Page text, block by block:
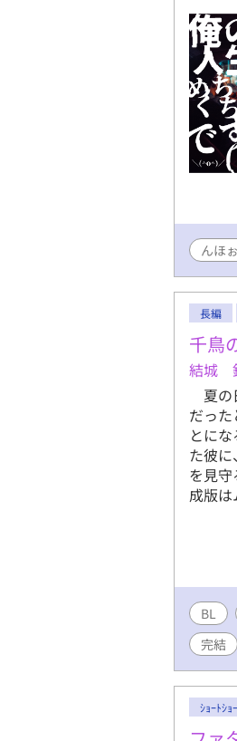
んほ
長編
千鳥
結城
夏の
だっ
とに
た彼
を見
成版
BL
完結
ｼｮｰﾄｼｮ